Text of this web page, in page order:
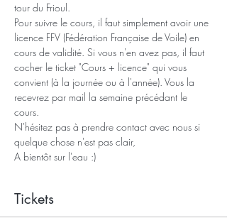
tour du Frioul.
Pour suivre le cours, il faut simplement avoir une
licence FFV (Fédération Française de Voile) en
cours de validité. Si vous n'en avez pas, il faut
cocher le ticket "Cours + licence" qui vous
convient (à la journée ou à l'année). Vous la
recevrez par mail la semaine précédant le
cours.
N'hésitez pas à prendre contact avec nous si
quelque chose n'est pas clair,
A bientôt sur l'eau :)
Tickets